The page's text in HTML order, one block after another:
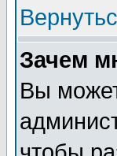
Зачем
Вы